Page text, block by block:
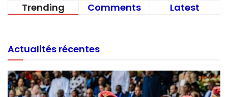
Trending Comments Latest
Actualités récentes